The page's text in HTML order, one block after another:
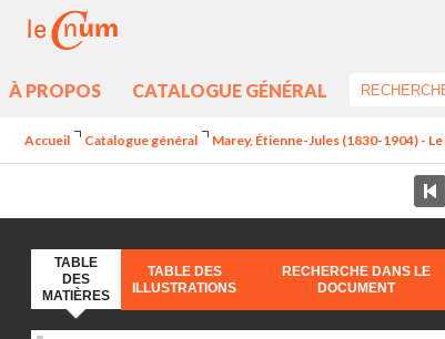
À PROPOS CATALOGUE GÉNÉRAL
Accueil Catalogue général Marey, Étienne-Jules (1830-1904) -
TABLE
DES
MATIÈRES
TABLE DES
ILLUSTRATIONS
RECHERCHE DANS LE
DOCUMENT